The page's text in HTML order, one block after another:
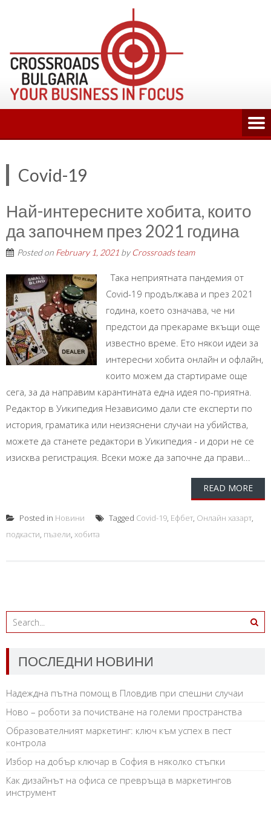
Covid-19
Най-интересните хобита, които
да започнем през 2021 година
Posted on February 1, 2021 by Crossroads team
Така неприятната пандемия от
Covid-19 продължава и през 2021
година, което означава, че ни
предстои да прекараме вкъщи още
известно време. Ето някои идеи за
интересни хобита онлайн и офлайн,
които можем да стартираме още
сега, за да направим карантината една идея по-приятна.
Редактор в Уикипедия Независимо дали сте експерти по
история, граматика или неизяснени случаи на убийства,
можете да станете редактори в Уикипедия - и дори не се
изисква регистрация. Всеки може да започне да прави...
READ MORE
Posted in Новини Tagged Covid-19, Ефбет, Онлайн хазарт,
подкасти, пъзели, хобита
ПОСЛЕДНИ НОВИНИ
Надеждна пътна помощ в Пловдив при спешни случаи
Ново – роботи за почистване на големи пространства
Образователният маркетинг: ключ към успех в пест
контрола
Избор на добър ключар в София в няколко стъпки
Как дизайнът на офиса се превръща в маркетингов
инструмент